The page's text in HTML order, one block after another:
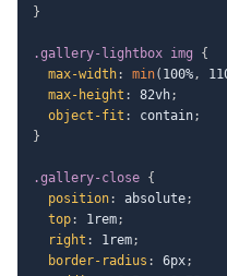
}
.gallery-lightbox img
{
max-width: min( 100%,
max-height : 82vh;
object-fit : contain;
}
.gallery-close {
position: absolute;
top: 1rem;
right : 1rem;
border-radius : 6px;